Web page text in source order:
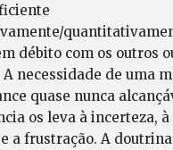
débito com os outros
necessidade de uma
quase nunca
os leva à incerteza,
a frustração. A